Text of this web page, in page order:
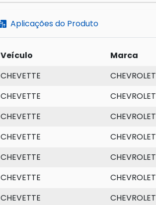
Aplicações do Produto
Veículo Marca
CHEVETTE
CHEVROLET
CHEVETTE
CHEVROLET
CHEVETTE
CHEVROLET
CHEVETTE
CHEVROLET
CHEVETTE
CHEVROLET
CHEVETTE
CHEVROLET
CHEVETTE
CHEVROLET